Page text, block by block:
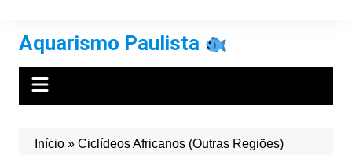
conteúdo
Aquarismo Paulista
Início» Ciclídeos Africanos (Outras Regiões)